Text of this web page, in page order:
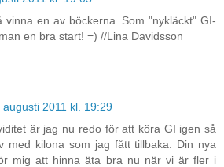
vinna en av böckerna. Som "nykläckt" GI-
en bra start! =) //Lina Davidsson
augusti 2011 kl. 19:29
är jag nu redo för att köra GI igen så
med kilona som jag fått tillbaka. Din nya
mig att hinna äta bra nu när vi är fler i